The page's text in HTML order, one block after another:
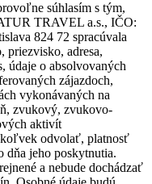
súhlasím s tým,
TRAVEL a.s., IČO:
824 72 spracúvala
priezvisko, adresa,
údaje o absolvovaných
zájazdoch,
vykonávaných na
zvukový, zvukovo-
aktivít
odvolať, platnosť
dňa jeho poskytnutia.
a nebude dochádzať